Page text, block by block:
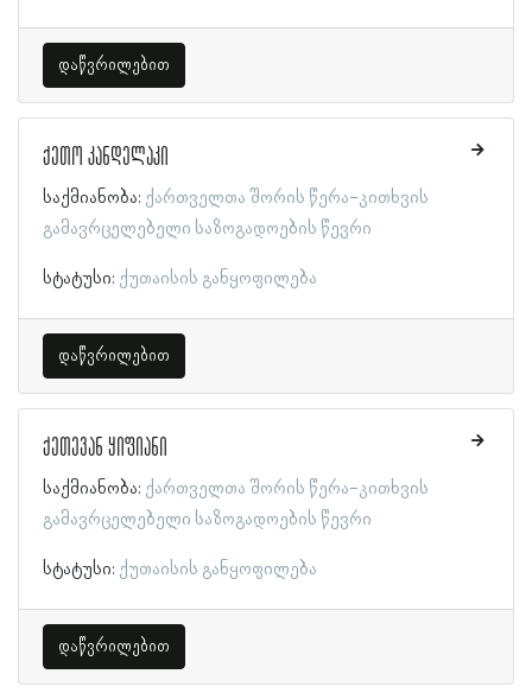
დაწვრილებით
ქეთო კანდელაკი
საქმიანობა: ქართველთა შორის წერა-კითხვის
გამავრცელებელი საზოგადოების წევრი
სტატუსი: ქუთაისის განყოფილება
დაწვრილებით
ქეთევან ყიფიანი
საქმიანობა: ქართველთა შორის წერა-კითხვის
გამავრცელებელი საზოგადოების წევრი
სტატუსი: ქუთაისის განყოფილება
დაწვრილებით